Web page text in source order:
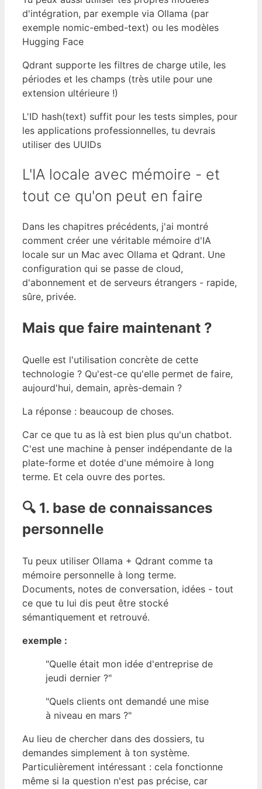
d'intégration, par exemple via Ollama (par
exemple nomic-embed-text) ou les modèles
Hugging Face
Qdrant supporte les filtres de charge utile, les
périodes et les champs (très utile pour une
extension ultérieure !)
L'ID hash(text) suffit pour les tests simples, pour
les applications professionnelles, tu devrais
utiliser des UUIDs
L'IA locale avec mémoire - et
tout ce qu'on peut en faire
Dans les chapitres précédents, j'ai montré
comment créer une véritable mémoire d'IA
locale sur un Mac avec Ollama et Qdrant. Une
configuration qui se passe de cloud,
d'abonnement et de serveurs étrangers - rapide,
sûre, privée.
Mais que faire maintenant ?
Quelle est l'utilisation concrète de cette
technologie ? Qu'est-ce qu'elle permet de faire,
aujourd'hui, demain, après-demain ?
La réponse : beaucoup de choses.
Car ce que tu as là est bien plus qu'un chatbot.
C'est une machine à penser indépendante de la
plate-forme et dotée d'une mémoire à long
terme. Et cela ouvre des portes.
🔍 1. base de connaissances
personnelle
Tu peux utiliser Ollama + Qdrant comme ta
mémoire personnelle à long terme.
Documents, notes de conversation, idées - tout
ce que tu lui dis peut être stocké
sémantiquement et retrouvé.
exemple :
"Quelle était mon idée d'entreprise de
jeudi dernier ?"
"Quels clients ont demandé une mise
à niveau en mars ?"
Au lieu de chercher dans des dossiers, tu
demandes simplement à ton système.
Particulièrement intéressant : cela fonctionne
même si la question n'est pas précise, car